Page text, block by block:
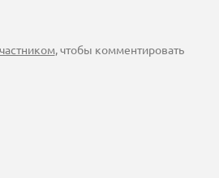
, чтобы комментировать